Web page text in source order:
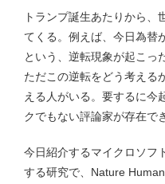
トランプ誕生あたりから
てくる。例えば、今日為替
という、逆転現象が起こっ
ただこの逆転をどう考える
える人がいる。要するに今
クでもない評論家が存在で
今日紹介するマイクロソフ
する研究で、Nature